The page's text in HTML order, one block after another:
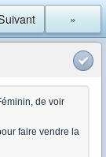
»
de voir
faire vendre la